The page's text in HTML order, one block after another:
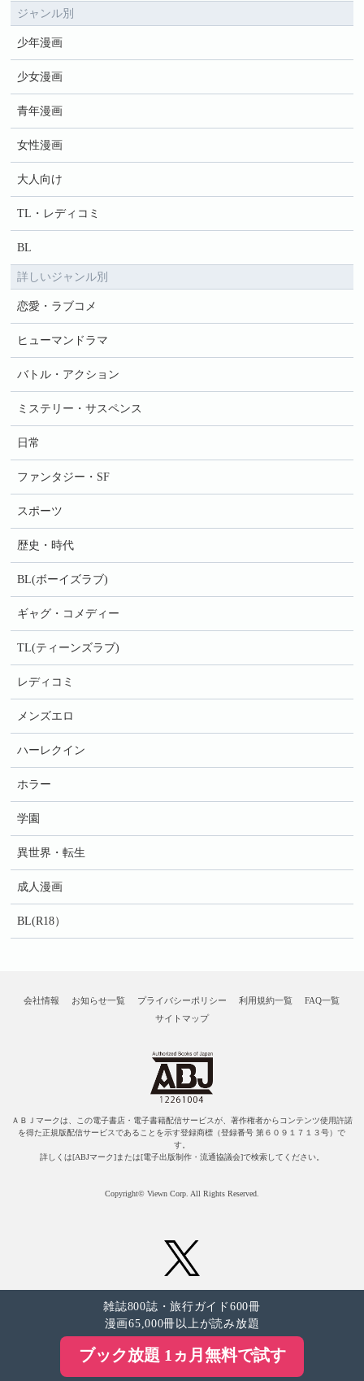
ジャンル別
少年漫画
少女漫画
青年漫画
女性漫画
大人向け
TL・レディコミ
BL
詳しいジャンル別
恋愛・ラブコメ
ヒューマンドラマ
バトル・アクション
ミステリー・サスペンス
日常
ファンタジー・SF
スポーツ
歴史・時代
BL(ボーイズラブ)
ギャグ・コメディー
TL(ティーンズラブ)
レディコミ
メンズエロ
ハーレクイン
ホラー
学園
異世界・転生
成人漫画
BL(R18）
会社情報 お知らせ一覧 プライバシーポリシー 利用規約一覧
FAQ一覧
サイトマップ
ＡＢＪマークは、この電子書店・電子書籍配信サービスが、著作権者からコンテンツ使用許諾
を得た正規版配信サービスであることを示す登録商標（登録番号 第６０９１７１３号）で
す。
詳しくは[ABJマーク]または[電子出版制作・流通協議会]で検索してください。
Copyright© Viewn Corp. All Rights Reserved.
雑誌800誌・旅行ガイド600冊
漫画65,000冊以上が読み放題
ブック放題 1ヵ月無料で試す